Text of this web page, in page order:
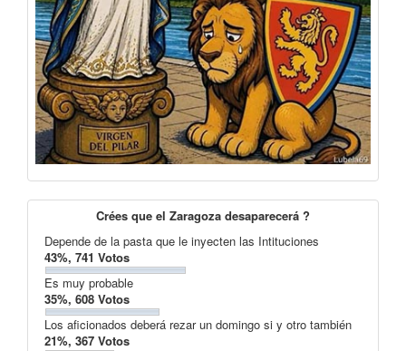
Crées que el Zaragoza desaparecerá ?
Depende de la pasta que le inyecten las Intituciones
43%, 741 Votos
Es muy probable
35%, 608 Votos
Los aficionados deberá rezar un domingo si y otro también
21%, 367 Votos